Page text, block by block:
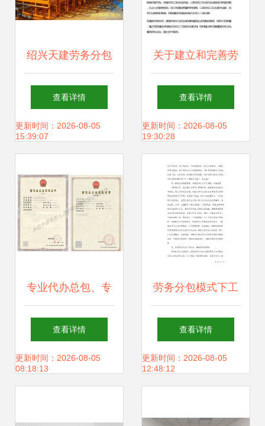
绍兴天建劳务分包
扎根于世界工厂网
的务实典范
查看详情
更新时间：2026-08-05
15:39:07
关于建立和完善劳
务分包制度发展建
筑劳务企业的意见
查看详情
更新时间：2026-08-05
19:30:28
专业代办总包、专
业承包与劳务分包
资质全解析 一站式
查看详情
更新时间：2026-08-05
08:18:13
劳务分包模式下工
程项目劳务管理控
制措施
查看详情
更新时间：2026-08-05
12:48:12